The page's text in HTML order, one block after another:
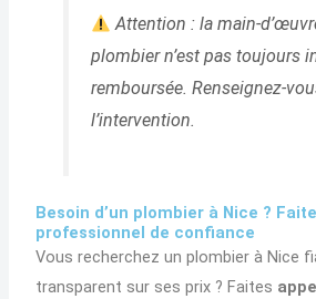
Attention : la main-
plombier n’est pas toujours
remboursée. Renseignez-
l’intervention.
Besoin d’un plombier à Nice ?
professionnel de confiance
Vous recherchez un plombier à Nice
transparent sur ses prix ? Faites